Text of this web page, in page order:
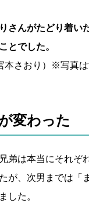
さんがたどり着い
とでした。
本さおり）※写真
変わった
弟は本当にそれぞ
が、次男までは「
した。